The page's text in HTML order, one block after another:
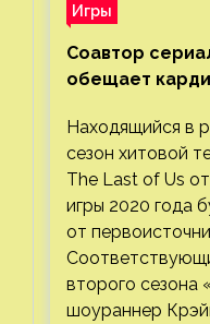
Игры
Соавтор
обещает
Находящийся в
сезон хитовой
The Last of Us
игры 2020 года
от
второго сезона
шоураннер